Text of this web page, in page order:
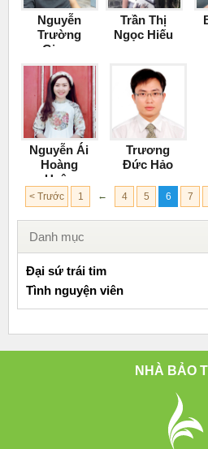
Danh mục
Đại sứ trái tim
Tình nguyện viên
Nguyễn
Trường
Giang
Trần Thị
Ngọc Hiếu
Nguyễn Ái
Hoàng
Uyên
Trương
Đức Hảo
< Trước 1 ← 4 5 6 7
NHÀ BẢO